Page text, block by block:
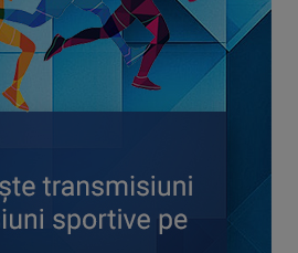
FIFA de privatizare parțială a